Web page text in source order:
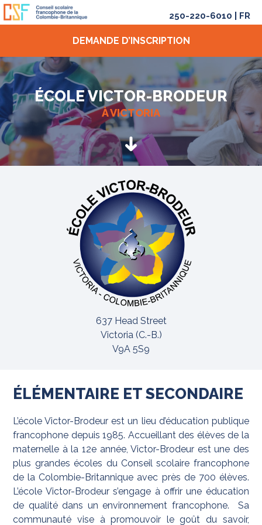
250-220-6010 FR
DEMANDE D’INSCRIPTION
ÉCOLE VICTOR-BRODEUR
À VICTORIA
637 Head Street
Victoria (C.-B.)
V9A 5S9
ÉLÉMENTAIRE ET SECONDAIRE
L’école Victor-Brodeur est un lieu d’éducation publique
francophone depuis 1985. Accueillant des élèves de la
maternelle à la 12e année, Victor-Brodeur est une des
plus grandes écoles du Conseil scolaire francophone
de la Colombie-Britannique avec près de 700 élèves.
L’école Victor-Brodeur s’engage à offrir une éducation
de qualité dans un environnement francophone. Sa
communauté vise à promouvoir le goût du savoir,